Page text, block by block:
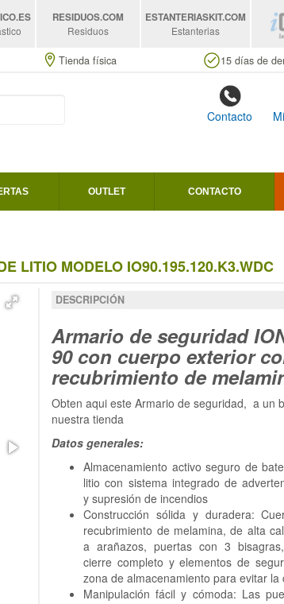
.ES
RESIDUOS.COM
Residuos
ESTANTERIASKIT.COM
Estanterias
Tienda física 15 días de
Contacto
OUTLET CONTACTO
LITIO MODELO IO90.195.120.K3.WDC
DESCRIPCIÓN
Armario de seguridad
90 con cuerpo exterior
recubrimiento de
Obten aqui este Armario de seguridad, a un
nuestra tienda
Datos generales:
Almacenamiento activo seguro de
litio con sistema integrado de
y supresión de incendios
Construcción sólida y duradera:
recubrimiento de melamina, de alta
a arañazos, puertas con 3
cierre completo y elementos de
zona de almacenamiento para evitar la
Manipulación fácil y cómoda: Las